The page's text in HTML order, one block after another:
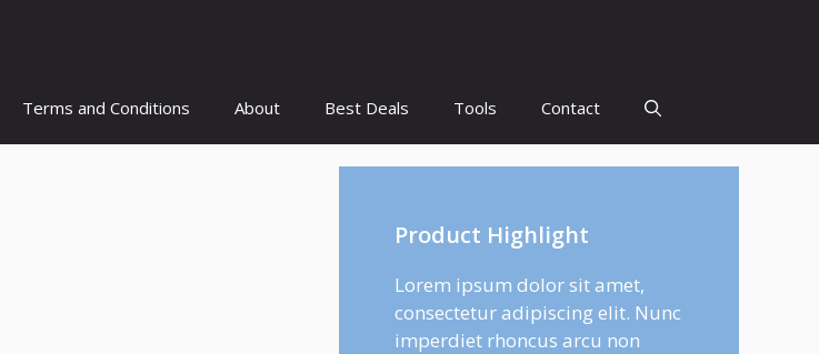
Terms and Conditions About Best Deals Tools Contact
Product Highlight
Lorem ipsum dolor sit amet,
consectetur adipiscing elit. Nunc
imperdiet rhoncus arcu non